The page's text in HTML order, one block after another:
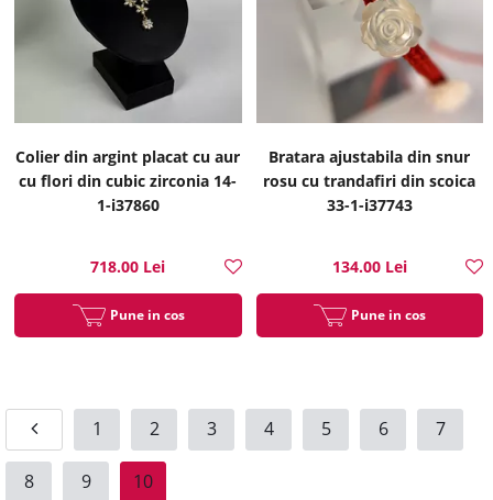
Colier din argint placat cu aur
cu flori din cubic zirconia 14-
1-i37860
718.00 Lei
Pune in cos
Bratara ajustabila din snur
rosu cu trandafiri din scoica
33-1-i37743
134.00 Lei
Pune in cos
1 2 3 4 5 6 7
8 9 10